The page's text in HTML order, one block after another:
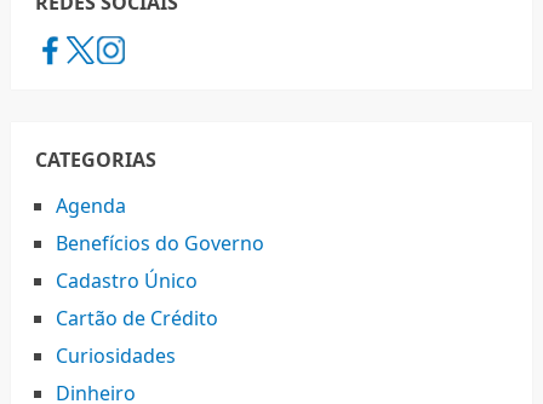
CATEGORIAS
Agenda
Benefícios do Governo
Cadastro Único
Cartão de Crédito
Curiosidades
Dinheiro